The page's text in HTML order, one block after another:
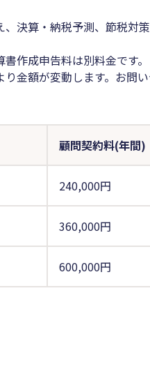
、決算・納税予測、節税対
作成申告料は別料金です。
金額が変動します。お問い
顧問契約料(年間)
240,000円
360,000円
600,000円